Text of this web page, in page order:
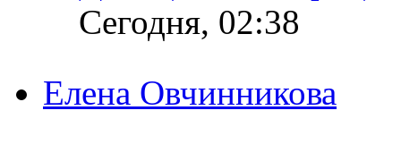
Сегодня, 02:38
Елена Овчинникова